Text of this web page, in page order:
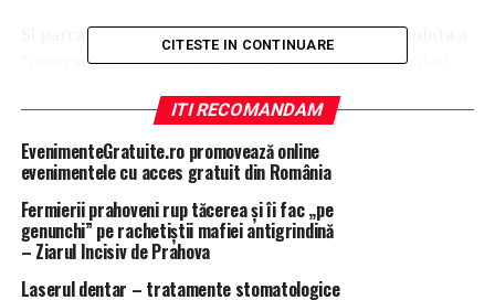
Si parca pentru a legenda si mai tare puterea absoluta a
”pastratorilor secretelor” din arhiva SPP, iata ca, desi
ancheta a finalizat si prezentat raportul privind acest
subiect, cerand verificari de amploare din partea
structurilor si institutiilor competente, nu s-a miscat
”stapanii arhivei” cu secretele murdare ale magistratilor
cuprinse acolo? Mai ales ca generalii nostri pot fi acuzati
CITESTE IN CONTINUARE
ITI RECOMANDAM
EvenimenteGratuite.ro promovează online
evenimentele cu acces gratuit din România
Fermierii prahoveni rup tăcerea și îi fac „pe
genunchi” pe rachetiștii mafiei antigrindină
– Ziarul Incisiv de Prahova
Laserul dentar – tratamente stomatologice